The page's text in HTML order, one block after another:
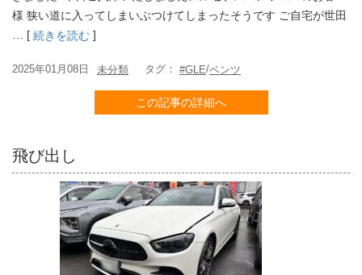
様 狭い道に入ってしまいぶつけてしまったそうです ご自宅が世田
… [ 続きを読む ]
2025年01月08日 未分類 タグ： #GLE/ベンツ
この記事の詳細へ
飛び出し